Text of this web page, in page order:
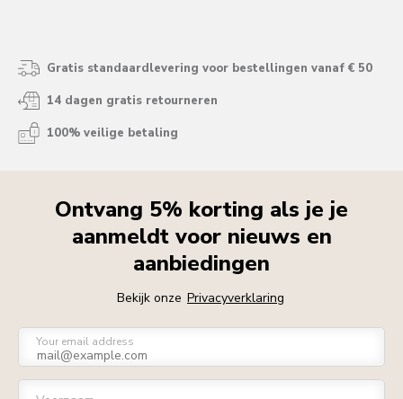
Gratis standaardlevering voor bestellingen vanaf € 50
14 dagen gratis retourneren
100% veilige betaling
Ontvang 5% korting als je je
aanmeldt voor nieuws en
aanbiedingen
Bekijk onze Privacyverklaring
Your email address